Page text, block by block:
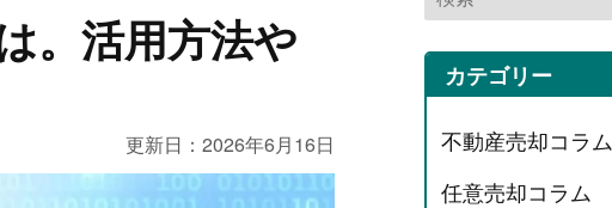
。活用方法や
更新日： 2026年6月16日
カテゴリー
不動産売却コラム
任意売却コラム